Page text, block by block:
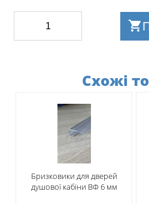
Схожі
Бризковики для дверей
душової кабіни ВФ 6 мм